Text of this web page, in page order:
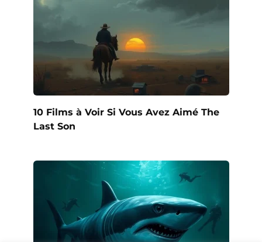
10 Films à Voir Si Vous Avez Aimé The
Last Son